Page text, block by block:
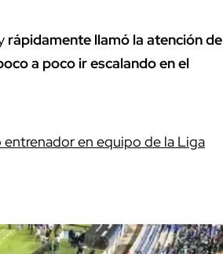
rápidamente llamó la atención de
a poco ir escalando en el
entrenador en equipo de la Liga